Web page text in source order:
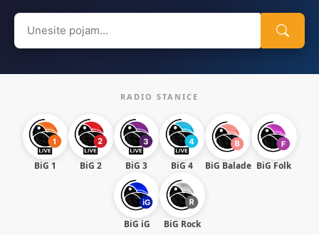
Search
for:
RADIO STANICE
BiG 1 BiG 2 BiG 3 BiG 4 BiG Balade BiG Folk
BiG iG BiG Rock